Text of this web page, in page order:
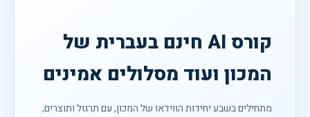
קורס AI חינם בעברית של
המכון ועוד מסלולים אמינים
מתחילים בשבע יחידות הווידאו של המכון, עם תרגול ותוצרים,